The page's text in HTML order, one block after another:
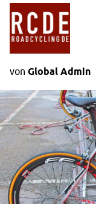
von Global Admin